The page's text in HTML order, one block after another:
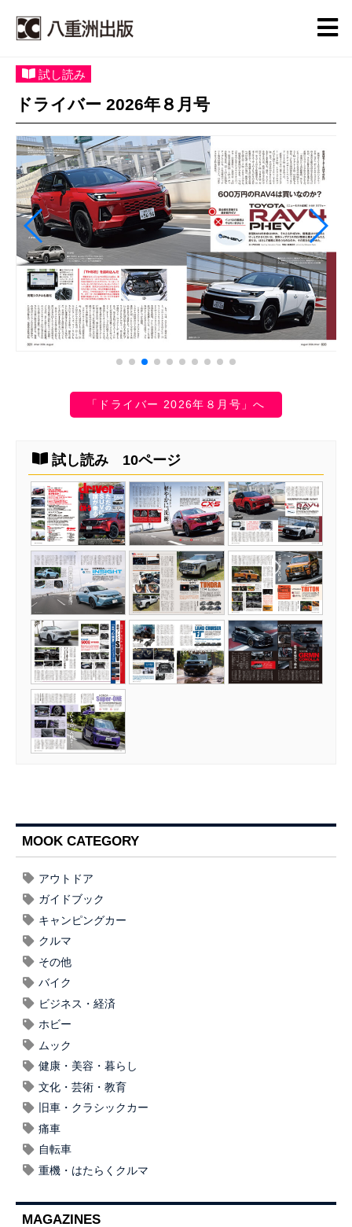
試し読み
ドライバー 2026年８月号
「ドライバー 2026年８月号」へ
試し読み 10ページ
MOOK CATEGORY
アウトドア
ガイドブック
キャンピングカー
クルマ
その他
バイク
ビジネス・経済
ホビー
ムック
健康・美容・暮らし
文化・芸術・教育
旧車・クラシックカー
痛車
自転車
重機・はたらくクルマ
MAGAZINES